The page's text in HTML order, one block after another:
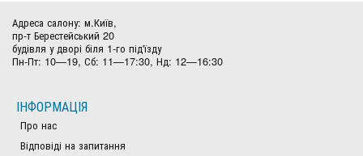
Адреса салону: м.Київ,
пр-т Берестейський 20
будівля у дворі біля 1-го під'їзду
Пн-Пт: 10—19, Сб: 11—17:30, Нд: 12—16:30
ІНФОРМАЦІЯ
Про нас
Відповіді на запитання